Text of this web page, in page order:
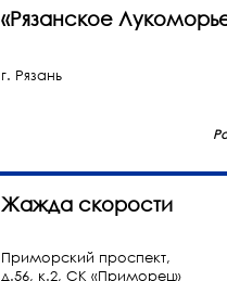
«Рязанское
г. Рязань
Жажда скорости
Приморский проспект,
д.56, к.2, СК «Приморец»